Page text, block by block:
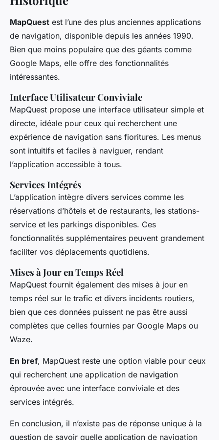
MapQuest est l’une des plus anciennes applications
de navigation, disponible depuis les années 1990.
Bien que moins populaire que des géants comme
Google Maps, elle offre des fonctionnalités
intéressantes.
Interface Utilisateur Conviviale
MapQuest propose une interface utilisateur simple et
directe, idéale pour ceux qui recherchent une
expérience de navigation sans fioritures. Les menus
sont intuitifs et faciles à naviguer, rendant
l’application accessible à tous.
Services Intégrés
L’application intègre divers services comme les
réservations d’hôtels et de restaurants, les stations-
service et les parkings disponibles. Ces
fonctionnalités supplémentaires peuvent grandement
faciliter vos déplacements quotidiens.
Mises à Jour en Temps Réel
MapQuest fournit également des mises à jour en
temps réel sur le trafic et divers incidents routiers,
bien que ces données puissent ne pas être aussi
complètes que celles fournies par Google Maps ou
Waze.
En bref, MapQuest reste une option viable pour ceux
qui recherchent une application de navigation
éprouvée avec une interface conviviale et des
services intégrés.
En conclusion, il n’existe pas de réponse unique à la
question de savoir quelle application de navigation